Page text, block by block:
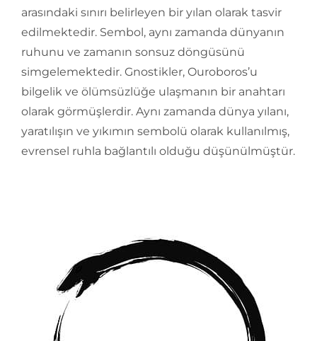
arasındaki sınırı belirleyen bir yılan olarak tasvir
edilmektedir. Sembol, aynı zamanda dünyanın
ruhunu ve zamanın sonsuz döngüsünü
simgelemektedir. Gnostikler, Ouroboros’u
bilgelik ve ölümsüzlüğe ulaşmanın bir anahtarı
olarak görmüşlerdir. Aynı zamanda dünya yılanı,
yaratılışın ve yıkımın sembolü olarak kullanılmış,
evrensel ruhla bağlantılı olduğu düşünülmüştür.